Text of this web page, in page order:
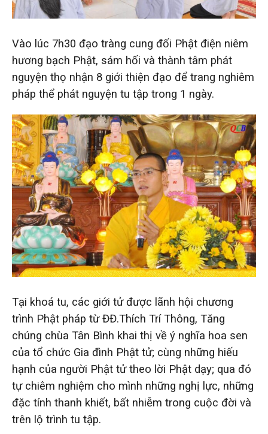
Vào lúc 7h30 đạo tràng cung đối Phật điện niêm
hương bạch Phật, sám hối và thành tâm phát
nguyện thọ nhận 8 giới thiện đạo để trang nghiêm
pháp thể phát nguyện tu tập trong 1 ngày.
Tại khoá tu, các giới tử được lãnh hội chương
trình Phật pháp từ ĐĐ.Thích Trí Thông, Tăng
chúng chùa Tân Bình khai thị về ý nghĩa hoa sen
của tổ chức Gia đình Phật tử; cùng những hiếu
hạnh của người Phật tử theo lời Phật dạy; qua đó
tự chiêm nghiệm cho mình những nghị lực, những
đặc tính thanh khiết, bất nhiễm trong cuộc đời và
trên lộ trình tu tập.